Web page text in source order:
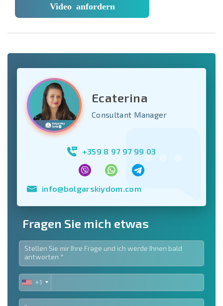
Video anfordern
Ecaterina
Consultant Manager
+359 8 97 97 99 03
info@bolgarskiydom.com
Fragen Sie mich etwas
UNITED
STATES
+1
+1